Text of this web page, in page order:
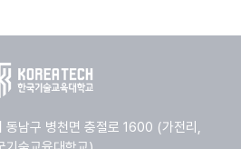
동남구 병천면 충절로 1600 (가전리,